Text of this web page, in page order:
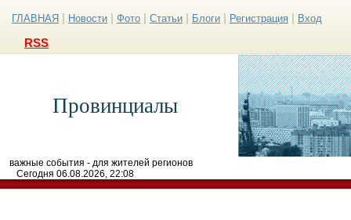
ГЛАВНАЯ Новости Фото Статьи Блоги Регистрация Вход
RSS
Провинциалы
важные события - для жителей регионов
Сегодня 06.08.2026, 22:08